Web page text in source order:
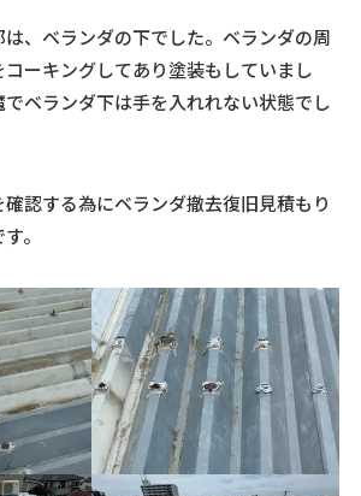
、ベランダの下でした。ベランダの周
コーキングしてあり塗装もしていまし
ベランダ下は手を入れれない状態でし
認する為にベランダ撤去復旧見積もり
。